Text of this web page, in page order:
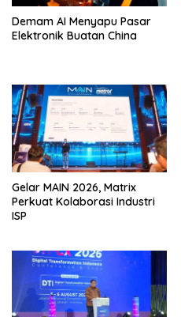
Demam AI Menyapu Pasar
Elektronik Buatan China
Gelar MAIN 2026, Matrix
Perkuat Kolaborasi Industri
ISP